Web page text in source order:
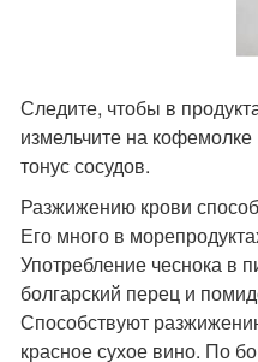
Следите, чтобы в
измельчите на
тонус сосудов.
Разжижению крови
Его много в
Употребление чеснока в
болгарский перец и
Способствуют
красное сухое вино. По